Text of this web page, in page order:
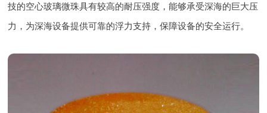
技的空心玻璃微珠具有较高的耐压强度，能够承受深海的巨大压
力，为深海设备提供可靠的浮力支持，保障设备的安全运行。